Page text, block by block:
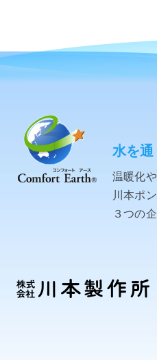
水を
温暖化
川本ポ
３つの